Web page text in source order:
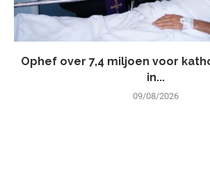
Ophef over 7,4 miljoen voor
in...
09/08/2026